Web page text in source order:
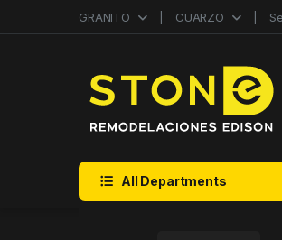
GRANITO CUARZO
All Departments